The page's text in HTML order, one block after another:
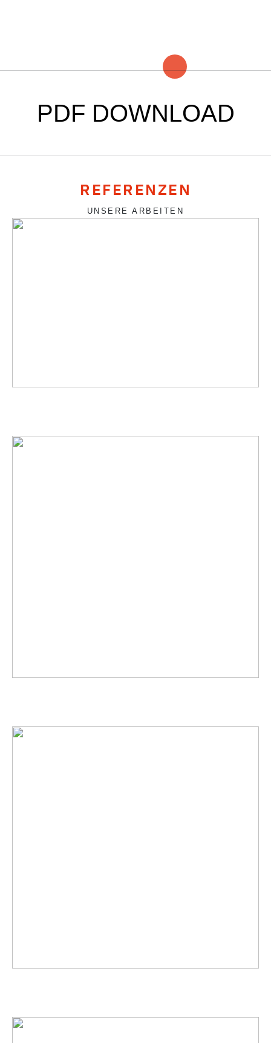
PDF DOWNLOAD
REFERENZEN
UNSERE ARBEITEN